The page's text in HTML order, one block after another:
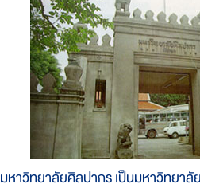
มหาวิทยาลัยศิลปากร เป็นมหาวิทยาลั